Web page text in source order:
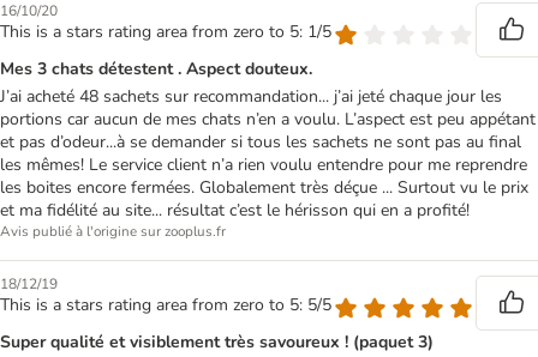
16/10/20
This is a stars rating area from zero to 5: 1/5
Mes 3 chats détestent . Aspect douteux.
J’ai acheté 48 sachets sur recommandation... j’ai jeté chaque jour les
portions car aucun de mes chats n’en a voulu. L’aspect est peu appétant
et pas d’odeur...à se demander si tous les sachets ne sont pas au final
les mêmes! Le service client n’a rien voulu entendre pour me reprendre
les boites encore fermées. Globalement très déçue ... Surtout vu le prix
et ma fidélité au site... résultat c’est le hérisson qui en a profité!
Avis publié à l'origine sur zooplus.fr
18/12/19
This is a stars rating area from zero to 5: 5/5
Super qualité et visiblement très savoureux ! (paquet 3)